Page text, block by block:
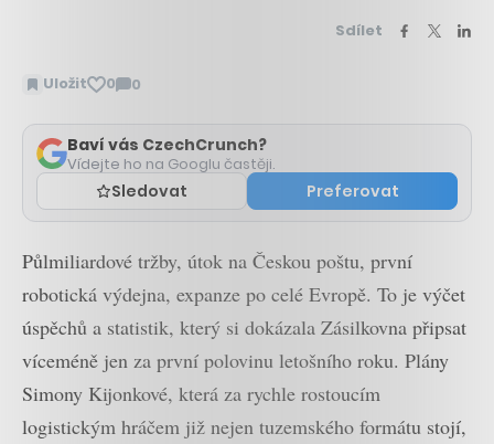
Sdílet
Uložit 0 0
Zobrazit
Baví vás CzechCrunch?
Vídejte ho na Googlu častěji.
Sledovat Preferovat
Půlmiliardové tržby, útok na Českou poštu, první
robotická výdejna, expanze po celé Evropě. To je výčet
úspěchů a statistik, který si dokázala Zásilkovna připsat
víceméně jen za první polovinu letošního roku. Plány
Simony Kijonkové, která za rychle rostoucím
logistickým hráčem již nejen tuzemského formátu stojí,